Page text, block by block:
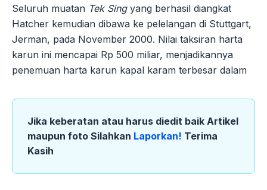
Seluruh muatan Tek Singyang berhasil diangkat
Hatcher kemudian dibawa ke pelelangan di Stuttgart,
Jerman, pada November 2000. Nilai taksiran harta
karun ini mencapai Rp 500 miliar, menjadikannya
penemuan harta karun kapal karam terbesar dalam
Jika keberatan atau harus diedit baik Artikel
maupun foto Silahkan Laporkan! Terima
Kasih